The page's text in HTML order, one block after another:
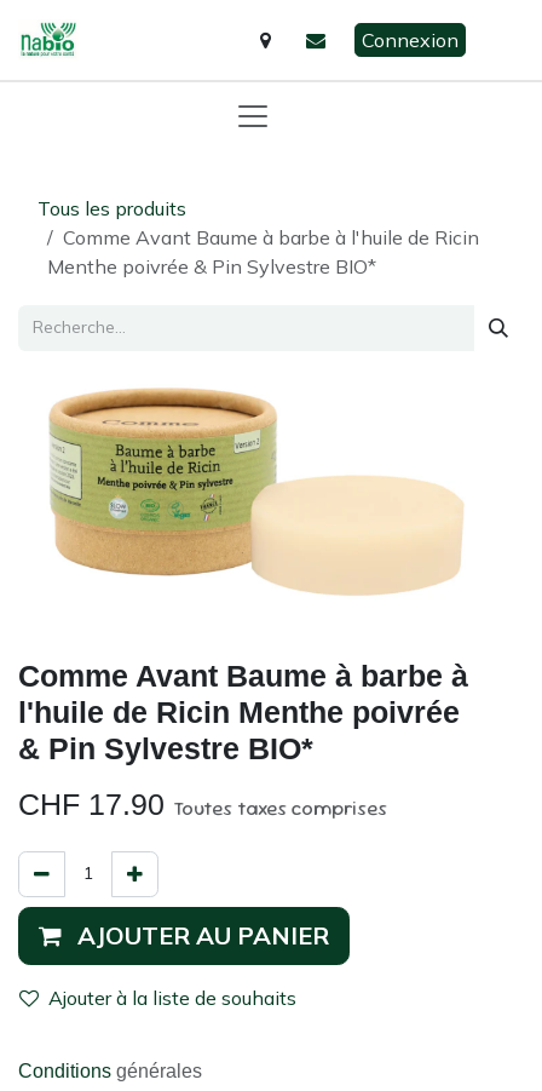
Connexion
Tous les produits
Comme Avant Baume à barbe à l'huile de Ricin
Menthe poivrée & Pin Sylvestre BIO*
Comme Avant Baume à barbe à
l'huile de Ricin Menthe poivrée
& Pin Sylvestre BIO*
CHF 17.90 Toutes taxes comprises
AJOUTER AU PANIER
Ajouter à la liste de souhaits
Conditions générales